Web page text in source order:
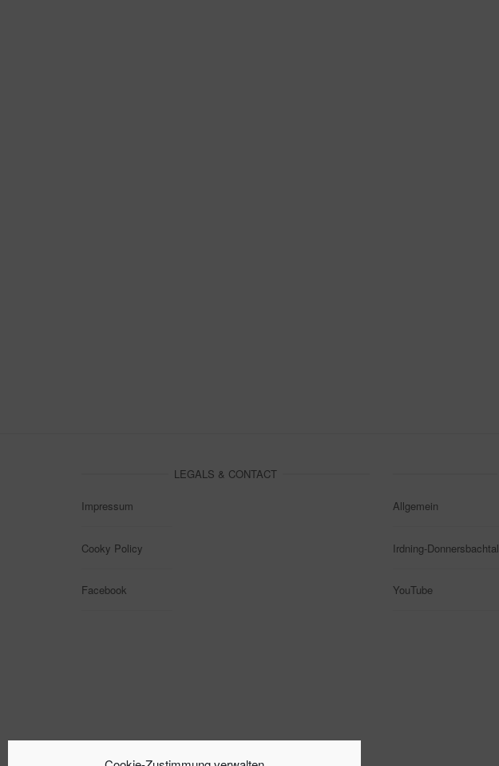
LEGALS & CONTACT
Impressum
Cooky Policy
Facebook
Allgemein
Irdning-Donnersbachtal
YouTube